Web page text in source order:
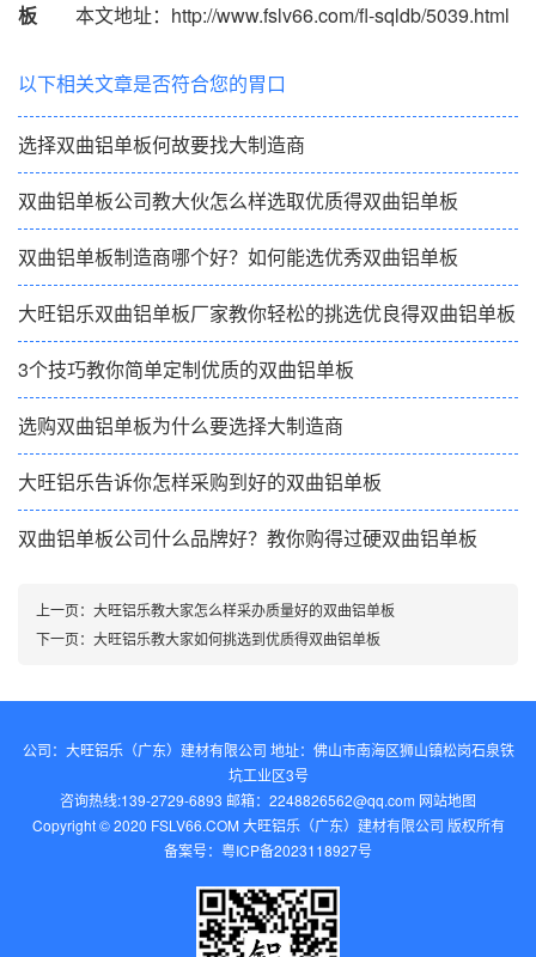
板 本文地址：http://www.fslv66.com/fl-sqldb/5039.html
以下相关文章是否符合您的胃口
选择双曲铝单板何故要找大制造商
双曲铝单板公司教大伙怎么样选取优质得双曲铝单板
双曲铝单板制造商哪个好？如何能选优秀双曲铝单板
大旺铝乐双曲铝单板厂家教你轻松的挑选优良得双曲铝单板
3个技巧教你简单定制优质的双曲铝单板
选购双曲铝单板为什么要选择大制造商
大旺铝乐告诉你怎样采购到好的双曲铝单板
双曲铝单板公司什么品牌好？教你购得过硬双曲铝单板
上一页： 大旺铝乐教大家怎么样采办质量好的双曲铝单板
下一页： 大旺铝乐教大家如何挑选到优质得双曲铝单板
公司：大旺铝乐（广东）建材有限公司 地址：佛山市南海区狮山镇松岗石泉铁
坑工业区3号
咨询热线:139-2729-6893 邮箱：2248826562@qq.com‬ 网站地图
Copyright © 2020 FSLV66.COM 大旺铝乐（广东）建材有限公司 版权所有
备案号： 粤ICP备2023118927号